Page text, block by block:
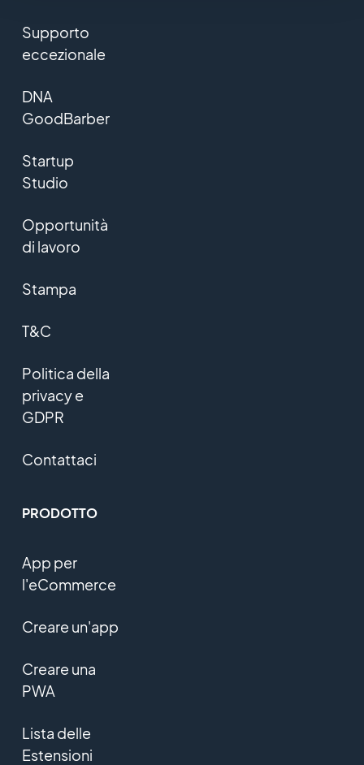
Supporto
eccezionale
DNA
GoodBarber
Startup
Studio
Opportunità
di lavoro
Stampa
T&C
Politica della
privacy e
GDPR
Contattaci
PRODOTTO
App per
l'eCommerce
Creare un'app
Creare una
PWA
Lista delle
Estensioni